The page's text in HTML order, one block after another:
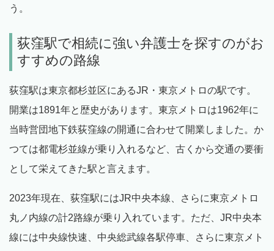
う。
荻窪駅で相続に強い弁護士を探すのがお
すすめの路線
荻窪駅は東京都杉並区にあるJR・東京メトロの駅です。
開業は1891年と歴史があります。東京メトロは1962年に
当時営団地下鉄荻窪線の開通に合わせて開業しました。か
つては都電杉並線が乗り入れるなど、古くから交通の要衝
として栄えてきた駅と言えます。
2023年現在、荻窪駅にはJR中央本線、さらに東京メトロ
丸ノ内線の計2路線が乗り入れています。ただ、JR中央本
線には中央線快速、中央総武線各駅停車、さらに東京メト